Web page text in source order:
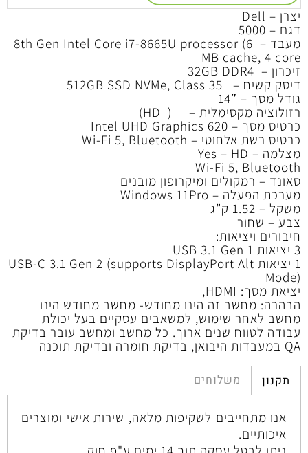
יצרן – Dell
דגם – 5000
מעבד – 8th Gen Intel Core i7-8665U processor (6
MB cache, 4 core
זיכרון – 32GB DDR4
דיסק קשיח – 512GB SSD NVMe, Class 35
גודל מסך – 14″
רזולוציה מקסימלית – ( HD)
כרטיס מסך – Intel UHD Graphics 620
כרטיס רשת אלחוטי – Wi-Fi 5, Bluetooth
מצלמה – Yes – HD
Wi-Fi 5, Bluetooth
סאונד – רמקולים ומיקרופון מובנים
מערכת הפעלה – Windows 11Pro
משקל – 1.52 ק”ג
צבע – שחור
חיבורים ויציאות:
3 יציאות USB 3.1 Gen 1
1 יציאות USB-C 3.1 Gen 2 (supports DisplayPort Alt
Mode)
יציאת מסך: HDMI,
הבהרה: מחשב זה הינו מחודש- מחשב מחודש הינו
מחשב לאחר שימוש, למשאבים עסקיים בעל יכולת
עבודה לטווח שנים ארוך. כל מחשב ומחשב עובר בדיקת
QA במעבדות היבואן, בדיקת חומרה ובדיקת תוכנה
תקנון משלוחים
אנו מתחייבים לשקיפות מלאה, שירות אישי ומוצרים
איכותיים.